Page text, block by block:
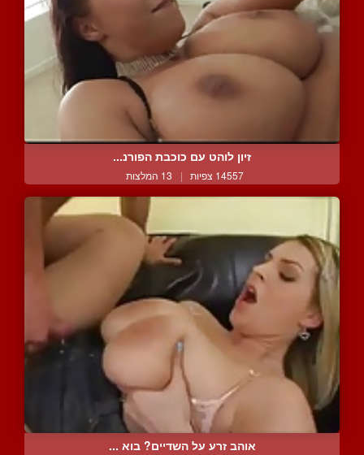
זיון לוהט עם כוכבת הפורנ...
14557 צפיות | 13 המלצות
אוהב זרע על השדיים? בוא ...